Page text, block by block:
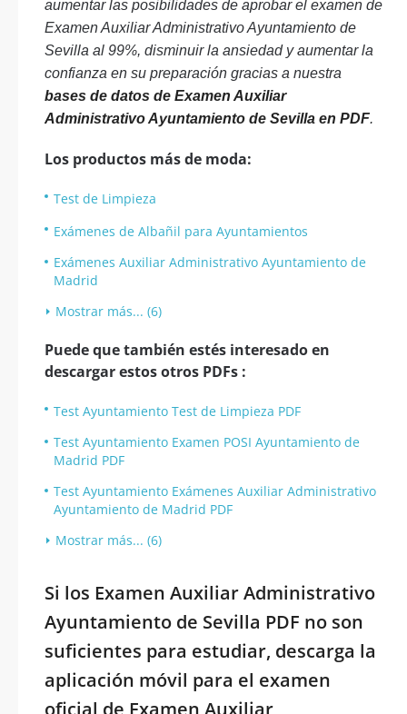
aumentar las posibilidades de aprobar el examen de
Examen Auxiliar Administrativo Ayuntamiento de
Sevilla al 99%, disminuir la ansiedad y aumentar la
confianza en su preparación gracias a nuestra
bases de datos de Examen Auxiliar
Administrativo Ayuntamiento de Sevilla en PDF.
Los productos más de moda:
Test de Limpieza
Exámenes de Albañil para Ayuntamientos
Exámenes Auxiliar Administrativo Ayuntamiento de
Madrid
Mostrar más... (6)
Puede que también estés interesado en
descargar estos otros PDFs :
Test Ayuntamiento Test de Limpieza PDF
Test Ayuntamiento Examen POSI Ayuntamiento de
Madrid PDF
Test Ayuntamiento Exámenes Auxiliar Administrativo
Ayuntamiento de Madrid PDF
Mostrar más... (6)
Si los Examen Auxiliar Administrativo
Ayuntamiento de Sevilla PDF no son
suficientes para estudiar, descarga la
aplicación móvil para el examen
oficial de Examen Auxiliar